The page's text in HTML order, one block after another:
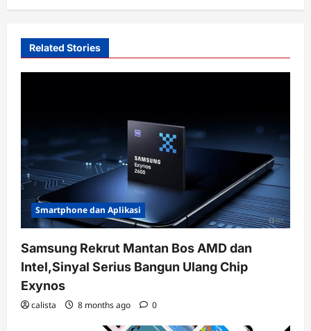
Related Stories
Smartphone dan Aplikasi
Samsung Rekrut Mantan Bos AMD dan
Intel,Sinyal Serius Bangun Ulang Chip
Exynos
calista 8 months ago 0